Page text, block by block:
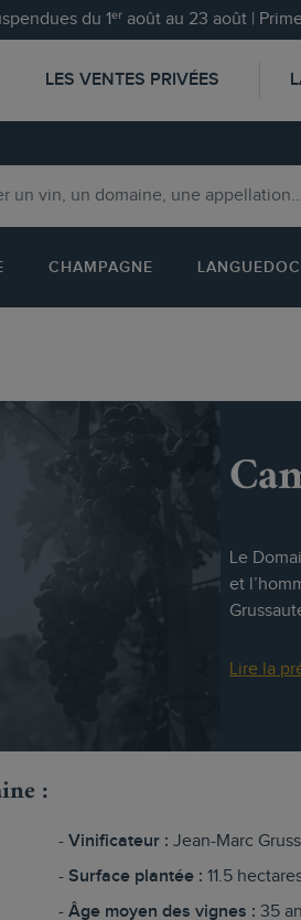
du 1ᵉʳ août au 23 août |
LES VENTES PRIVÉES
CHAMPAGNE
Le
et
Lire la
:
Vinificateur : Jean-Marc
Surface plantée : 11.5
Âge moyen des vignes : 35